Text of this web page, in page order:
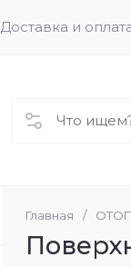
Доставка и
Ванны
Ванны
Трубы
Главная /